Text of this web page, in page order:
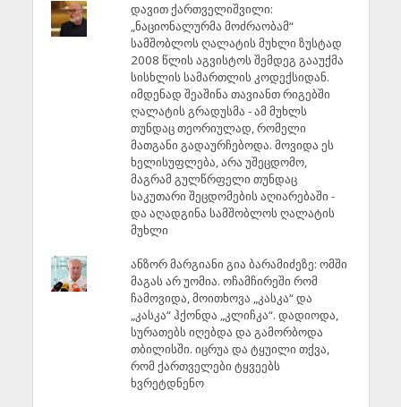
დავით ქართველიშვილი:
„ნაციონალურმა მოძრაობამ“
სამშობლოს ღალატის მუხლი ზუსტად
2008 წლის აგვისტოს შემდეგ გააუქმა
სისხლის სამართლის კოდექსიდან.
იმდენად შეაშინა თავიანთ რიგებში
ღალატის გრადუსმა - ამ მუხლს
თუნდაც თეორიულად, რომელი
მათგანი გადაურჩებოდა. მოვიდა ეს
ხელისუფლება, არა უშეცდომო,
მაგრამ გულწრფელი თუნდაც
საკუთარი შეცდომების აღიარებაში -
და აღადგინა სამშობლოს ღალატის
მუხლი
ანზორ მარგიანი გია ბარამიძეზე: ომში
მაგას არ უომია. ოჩამჩირეში რომ
ჩამოვიდა, მოითხოვა „კასკა“ და
„კასკა“ ჰქონდა „კლიჩკა“. დადიოდა,
სურათებს იღებდა და გამორბოდა
თბილისში. იცრუა და ტყუილი თქვა,
რომ ქართველები ტყვეებს
ხვრეტდნენო